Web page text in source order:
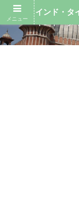
メニュー
インド・タ